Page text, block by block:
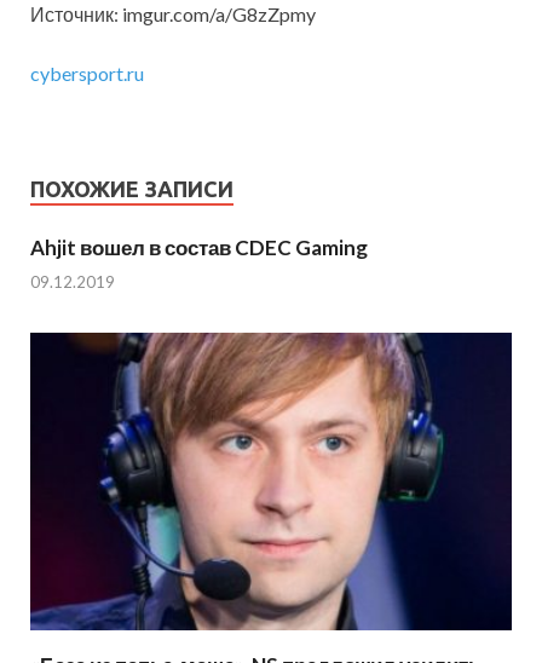
Источник: imgur.com/a/G8zZpmy
cybersport.ru
ПОХОЖИЕ ЗАПИСИ
Ahjit вошел в состав CDEC Gaming
09.12.2019